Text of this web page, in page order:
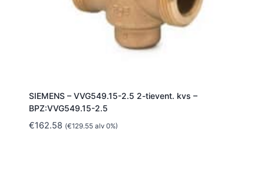
SIEMENS – VVG549.15-2.5 2-tievent. kvs –
BPZ:VVG549.15-2.5
€162.58 (€129.55alv 0%)